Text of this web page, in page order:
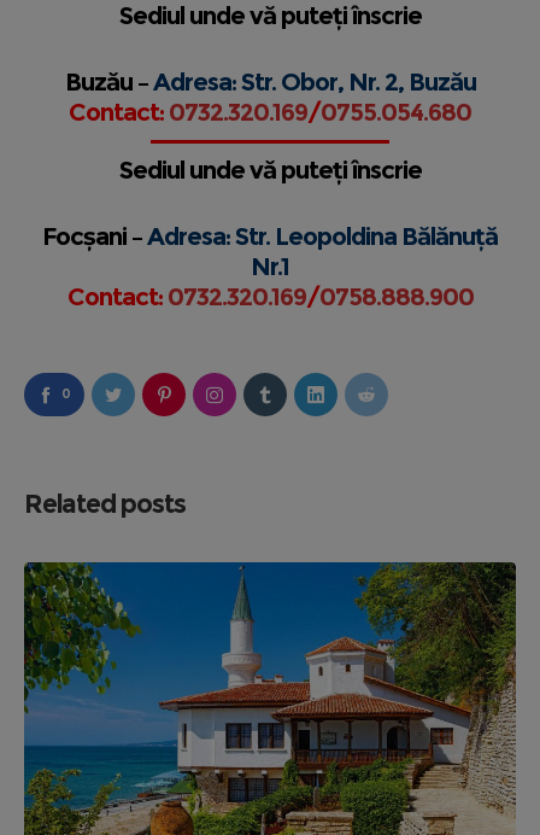
Sediul unde vă puteți înscrie
Buzău –Adresa: Str. Obor, Nr. 2, Buzău
Contact: 0732.320.169/0755.054.680
Sediul unde vă puteți înscrie
Focșani –Adresa: Str. Leopoldina Bălănuță
Nr.1
Contact: 0732.320.169/0758.888.900
0
Related posts